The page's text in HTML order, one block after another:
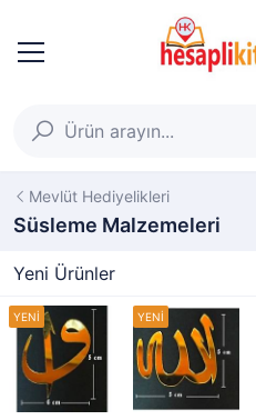
Mevlüt Hediyelikleri
Süsleme Malzemeleri
Yeni Ürünler